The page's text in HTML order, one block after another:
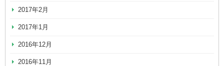
2017年2月
2017年1月
2016年12月
2016年11月